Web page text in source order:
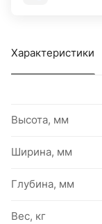
Характеристики
Высота, мм
Ширина, мм
Глубина, мм
Вес, кг